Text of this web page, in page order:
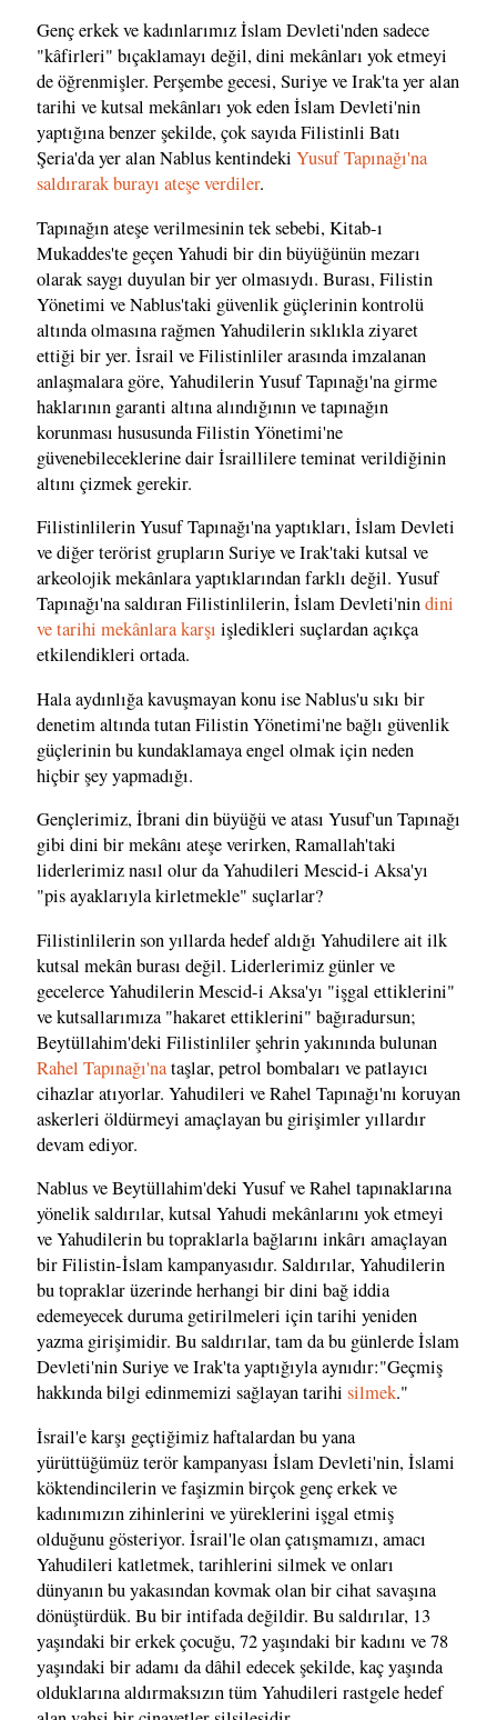
Genç erkek ve kadınlarımız İslam Devleti'nden sadece
"kâfirleri" bıçaklamayı değil, dini mekânları yok etmeyi
de öğrenmişler. Perşembe gecesi, Suriye ve Irak'ta yer alan
tarihi ve kutsal mekânları yok eden İslam Devleti'nin
yaptığına benzer şekilde, çok sayıda Filistinli Batı
Şeria'da yer alan Nablus kentindeki Yusuf Tapınağı'na
saldırarak burayı ateşe verdiler.
Tapınağın ateşe verilmesinin tek sebebi, Kitab-ı
Mukaddes'te geçen Yahudi bir din büyüğünün mezarı
olarak saygı duyulan bir yer olmasıydı. Burası, Filistin
Yönetimi ve Nablus'taki güvenlik güçlerinin kontrolü
altında olmasına rağmen Yahudilerin sıklıkla ziyaret
ettiği bir yer. İsrail ve Filistinliler arasında imzalanan
anlaşmalara göre, Yahudilerin Yusuf Tapınağı'na girme
haklarının garanti altına alındığının ve tapınağın
korunması hususunda Filistin Yönetimi'ne
güvenebileceklerine dair İsraillilere teminat verildiğinin
altını çizmek gerekir.
Filistinlilerin Yusuf Tapınağı'na yaptıkları, İslam Devleti
ve diğer terörist grupların Suriye ve Irak'taki kutsal ve
arkeolojik mekânlara yaptıklarından farklı değil. Yusuf
Tapınağı'na saldıran Filistinlilerin, İslam Devleti'nindini
ve tarihi mekânlara karşı işledikleri suçlardan açıkça
etkilendikleri ortada.
Hala aydınlığa kavuşmayan konu ise Nablus'u sıkı bir
denetim altında tutan Filistin Yönetimi'ne bağlı güvenlik
güçlerinin bu kundaklamaya engel olmak için neden
hiçbir şey yapmadığı.
Gençlerimiz, İbrani din büyüğü ve atası Yusuf'un Tapınağı
gibi dini bir mekânı ateşe verirken, Ramallah'taki
liderlerimiz nasıl olur da Yahudileri Mescid-i Aksa'yı
"pis ayaklarıyla kirletmekle" suçlarlar?
Filistinlilerin son yıllarda hedef aldığı Yahudilere ait ilk
kutsal mekân burası değil. Liderlerimiz günler ve
gecelerce Yahudilerin Mescid-i Aksa'yı "işgal ettiklerini"
ve kutsallarımıza "hakaret ettiklerini" bağıradursun;
Beytüllahim'deki Filistinliler şehrin yakınında bulunan
Rahel Tapınağı'nataşlar, petrol bombaları ve patlayıcı
cihazlar atıyorlar. Yahudileri ve Rahel Tapınağı'nı koruyan
askerleri öldürmeyi amaçlayan bu girişimler yıllardır
devam ediyor.
Nablus ve Beytüllahim'deki Yusuf ve Rahel tapınaklarına
yönelik saldırılar, kutsal Yahudi mekânlarını yok etmeyi
ve Yahudilerin bu topraklarla bağlarını inkârı amaçlayan
bir Filistin-İslam kampanyasıdır. Saldırılar, Yahudilerin
bu topraklar üzerinde herhangi bir dini bağ iddia
edemeyecek duruma getirilmeleri için tarihi yeniden
yazma girişimidir. Bu saldırılar, tam da bu günlerde İslam
Devleti'nin Suriye ve Irak'ta yaptığıyla aynıdır:"Geçmiş
hakkında bilgi edinmemizi sağlayan tarihi silmek."
İsrail'e karşı geçtiğimiz haftalardan bu yana
yürüttüğümüz terör kampanyası İslam Devleti'nin, İslami
köktendincilerin ve faşizmin birçok genç erkek ve
kadınımızın zihinlerini ve yüreklerini işgal etmiş
olduğunu gösteriyor. İsrail'le olan çatışmamızı, amacı
Yahudileri katletmek, tarihlerini silmek ve onları
dünyanın bu yakasından kovmak olan bir cihat savaşına
dönüştürdük. Bu bir intifada değildir. Bu saldırılar, 13
yaşındaki bir erkek çocuğu, 72 yaşındaki bir kadını ve 78
yaşındaki bir adamı da dâhil edecek şekilde, kaç yaşında
olduklarına aldırmaksızın tüm Yahudileri rastgele hedef